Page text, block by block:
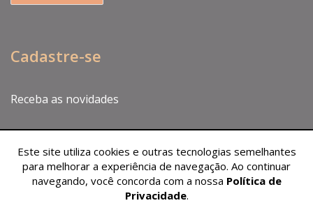
Cadastre-se
Receba as novidades
Este site utiliza cookies e outras tecnologias semelhantes
para melhorar a experiência de navegação. Ao continuar
navegando, você concorda com a nossa Política de
Privacidade.